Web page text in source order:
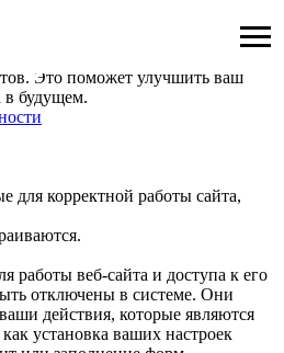
нам сделать его лучше: мы
Это поможет улучшить ваш
в будущем.
для корректной работы сайта,
работы веб-сайта и доступа к его
отключены в системе. Они
действия, которые являются
установка ваших настроек